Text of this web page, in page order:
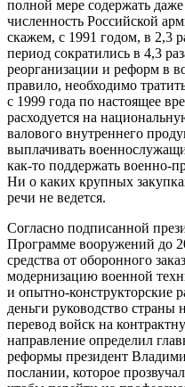
полной мере содержать
численность Российской
скажем, с 1991 годом, в 2,3
период сократились в 4,3
реорганизации и реформ в
правило, необходимо
с 1999 года по настоящее
расходуется на
валового внутреннего
выплачивать
как-то поддержать военно-
Ни о каких крупных
речи не ведется.
Согласно подписанной
Программе вооружений до
средства от оборонного
модернизацию военной
и опытно-конструкторские
деньги руководство страны
перевод войск на
направление определил
реформы президент
послании, которое